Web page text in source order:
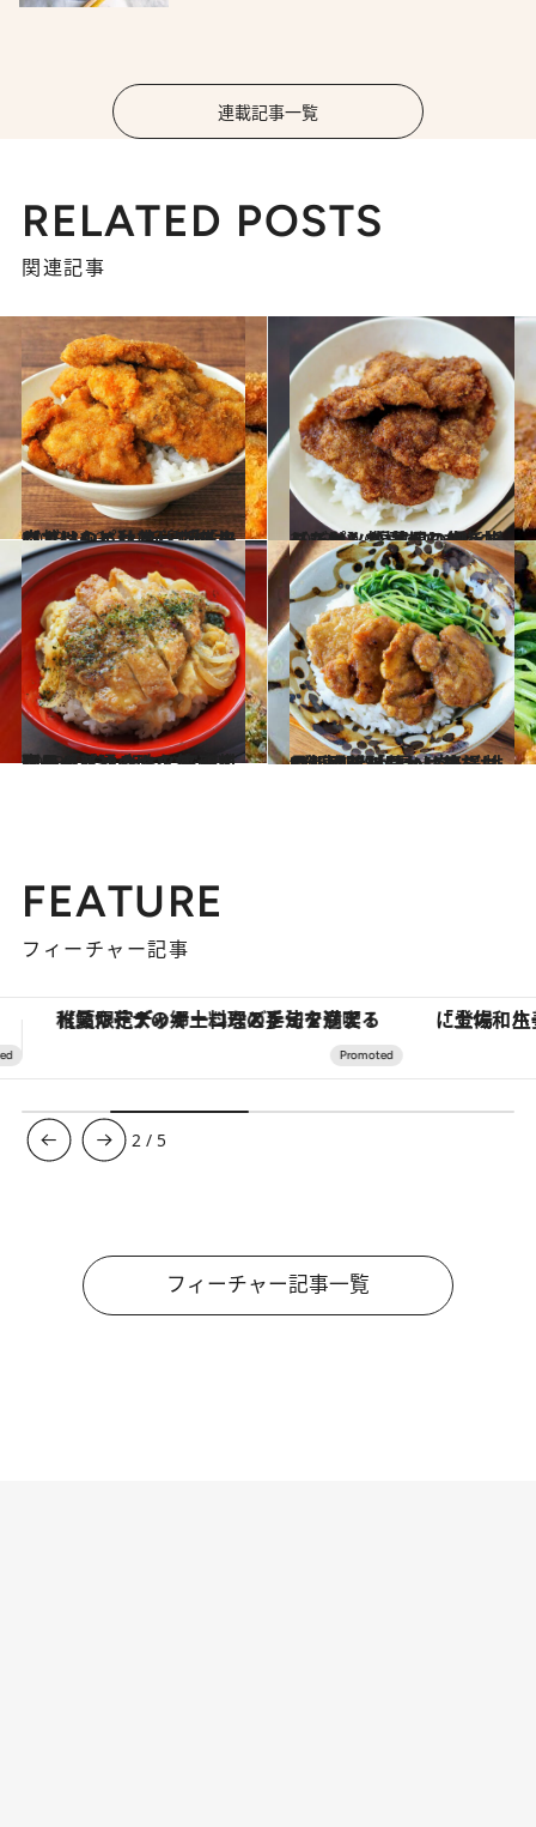
連載記事一覧
RELATED POSTS
関連記事
2023.12.3
【ごはんエンドレスのカツ丼レシピ】 新潟版「タレカツのっけ丼」 「モモ肉ではなく私はヒレ推し」
グルメ 2023.10.6
【ごはんが止まらない丼レシピ】 福井県の極旨ソースカツ丼 薄切り肉を折りたたんで揚げて！
グルメ
2023.10.22
【ほっとする味！ 家庭料理レシピ】 卵とじスタイルの「普通のカツ丼」 市販品のトンカツを使えば楽ちん
グルメ 2023.4.28
“冷凍期間が長い肉”をおいしく！「豚ヒレ唐揚げ、豆苗あんかけ丼」 排骨飯に近い味わいでごはんが進む！
グルメ
FEATURE
フィーチャー記事
「土佐和ハーブかき氷」がOMO7高知に登場！生姜、山椒、大葉など目にも舌にも涼を呼ぶ郷土の味
3 / 5
フィーチャー記事一覧